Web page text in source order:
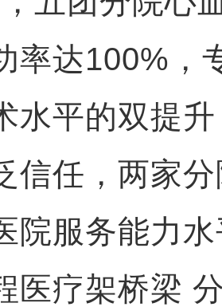
率达100%，
水平的双提
信任，两家
院服务能力
疗架桥梁 分